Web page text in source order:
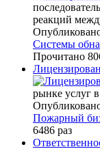
реакций
Системы
Прочитано
рынке услуг
Пожарный
6486 раз